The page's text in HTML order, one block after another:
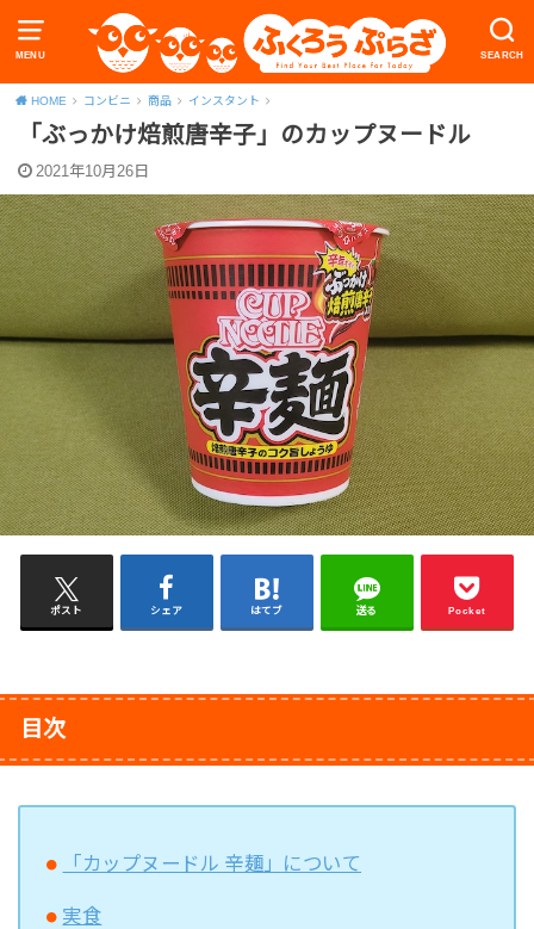
MENU SEARCH
HOME コンビニ 商品 インスタント
「ぶっかけ焙煎唐辛子」のカップヌードル
2021年10月26日
ポスト シェア はてブ 送る Pocket
目次
「カップヌードル 辛麺」について
実食